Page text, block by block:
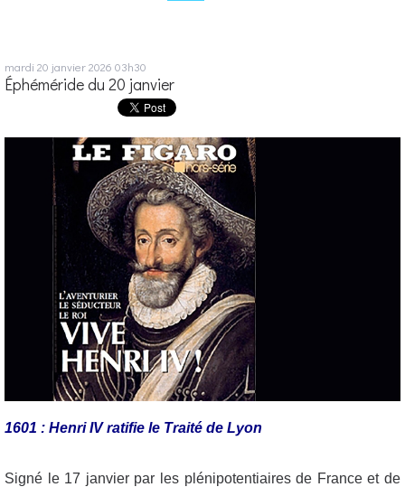
mardi 20 janvier 2026 03h30
Éphéméride du 20 janvier
1601 : Henri IV ratifie le Traité de Lyon
Signé le 17 janvier par les plénipotentiaires de France et de